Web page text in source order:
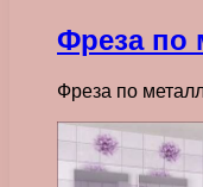
Фреза по
Фреза по